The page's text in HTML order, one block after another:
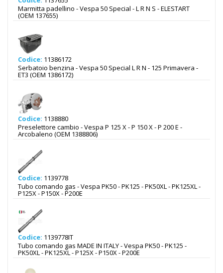
Marmitta padellino - Vespa 50 Special - L R N S - ELESTART
(OEM 137655)
Codice: 11386172
Serbatoio benzina - Vespa 50 Special L R N - 125 Primavera -
ET3 (OEM 1386172)
Codice: 1138880
Preselettore cambio - Vespa P 125 X - P 150 X - P 200 E -
Arcobaleno (OEM 1388806)
Codice: 1139778
Tubo comando gas - Vespa PK50 - PK125 - PK50XL - PK125XL -
P125X - P150X - P200E
Codice: 1139778IT
Tubo comando gas MADE IN ITALY - Vespa PK50 - PK125 -
PK50XL - PK125XL - P125X - P150X - P200E